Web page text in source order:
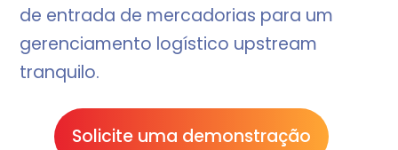
de entrada de mercadorias para um
gerenciamento logístico upstream
tranquilo.
Solicite uma demonstração